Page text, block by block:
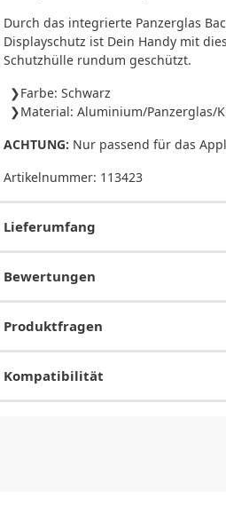
Durch das integrierte Panzerglas
Displayschutz ist Dein Handy mit
Schutzhülle rundum geschützt.
Farbe: Schwarz
Material: Aluminium/Panzerglas/
ACHTUNG: Nur passend für das
Artikelnummer: 113423
Lieferumfang
Bewertungen
Produktfragen
Kompatibilität